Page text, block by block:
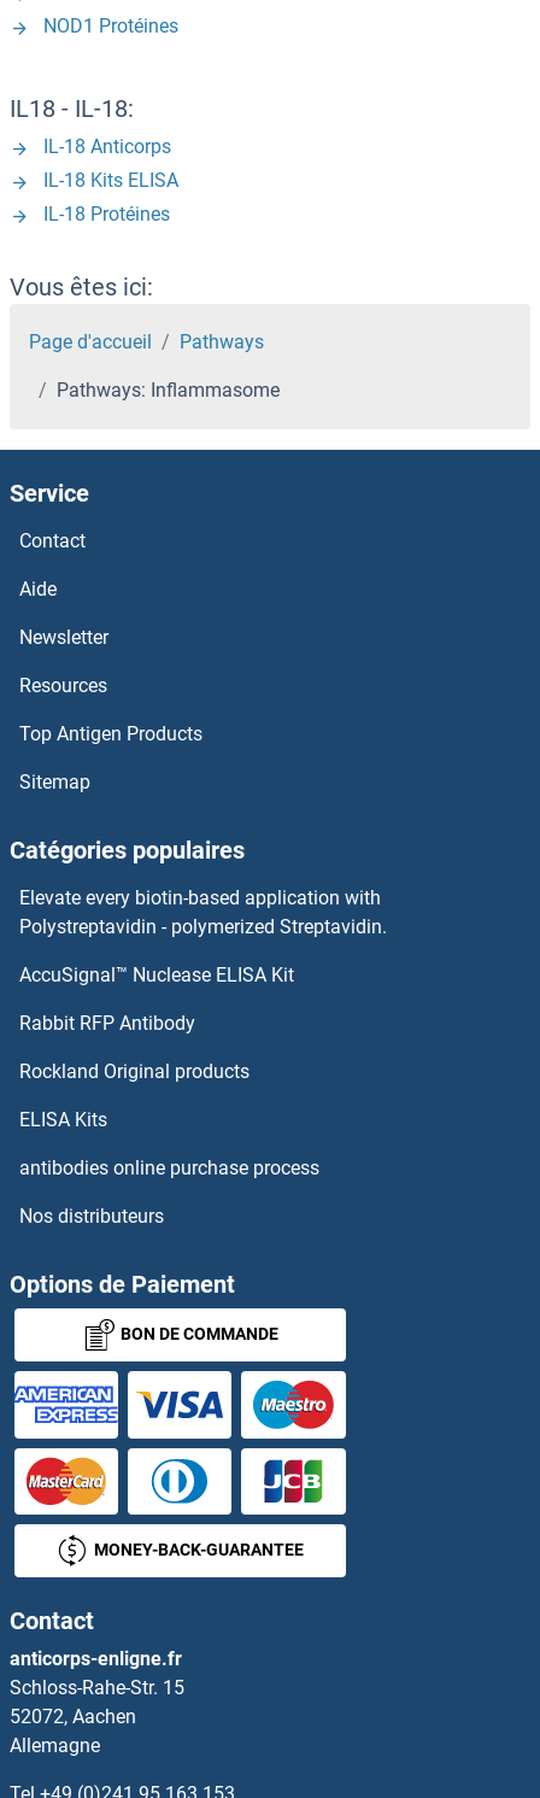
NOD1 Protéines
IL18 - IL-18:
IL-18 Anticorps
IL-18 Kits ELISA
IL-18 Protéines
Vous êtes ici:
Page d'accueil Pathways
Pathways: Inflammasome
Service
Contact
Aide
Newsletter
Resources
Top Antigen Products
Sitemap
Catégories populaires
Elevate every biotin-based application with
Polystreptavidin - polymerized Streptavidin.
AccuSignal™ Nuclease ELISA Kit
Rabbit RFP Antibody
Rockland Original products
ELISA Kits
antibodies online purchase process
Nos distributeurs
Options de Paiement
BON DE COMMANDE
MONEY-BACK-GUARANTEE
Contact
anticorps-enligne.fr
Schloss-Rahe-Str. 15
52072, Aachen
Allemagne